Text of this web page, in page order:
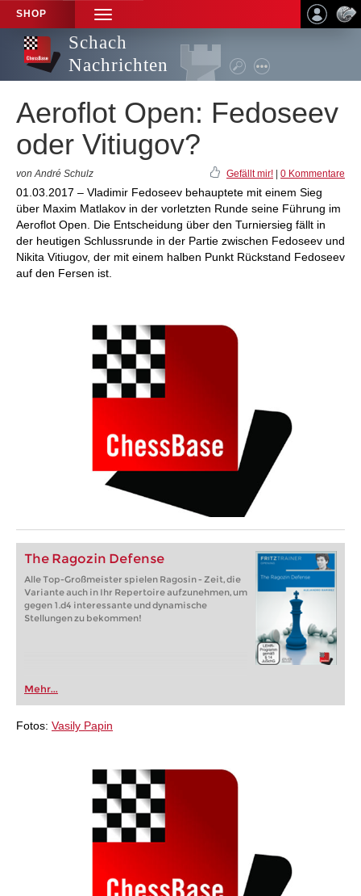
SHOP
TOGGLE
NAVIGATION
Schach
Nachrichten
Aeroflot Open: Fedoseev
oder Vitiugov?
von André Schulz Gefällt mir! 0 Kommentare
01.03.2017 – Vladimir Fedoseev behauptete mit einem Sieg
über Maxim Matlakov in der vorletzten Runde seine Führung im
Aeroflot Open. Die Entscheidung über den Turniersieg fällt in
der heutigen Schlussrunde in der Partie zwischen Fedoseev und
Nikita Vitiugov, der mit einem halben Punkt Rückstand Fedoseev
auf den Fersen ist.
The Ragozin Defense
Alle Top-Großmeister spielen Ragosin - Zeit, die
Variante auch in Ihr Repertoire aufzunehmen, um
gegen 1.d4 interessante und dynamische
Stellungen zu bekommen!
Mehr...
Fotos: Vasily Papin